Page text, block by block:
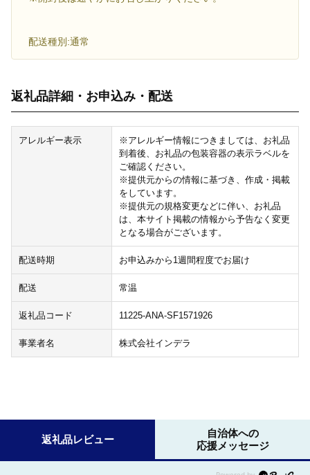
配送種別:通常
返礼品詳細・お申込み・配送
アレルギー表示
※アレルギー情報につきましては、お礼品
到着後、お礼品の包装容器の表示ラベルを
ご確認ください。
※提供元からの情報に基づき、作成・掲載
をしています。
※提供元の規格変更などに伴い、お礼品
は、本サイト掲載の情報から予告なく変更
となる場合がございます。
配送時期 お申込みから1週間程度でお届け
配送 常温
返礼品コード 11225-ANA-SF1571926
事業者名 株式会社インデラ
返礼品レビュー
自治体への
応援メッセージ